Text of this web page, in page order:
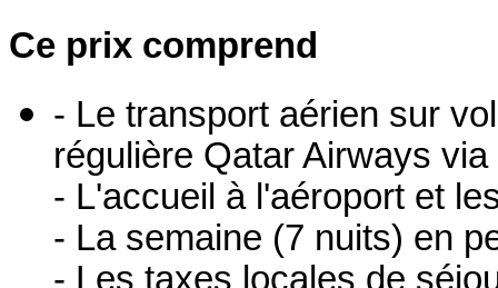
Ce prix comprend
- Le transport aérien sur
régulière Qatar Airways
- L'accueil à l'aéroport et
- La semaine (7 nuits) en
- Les taxes locales de